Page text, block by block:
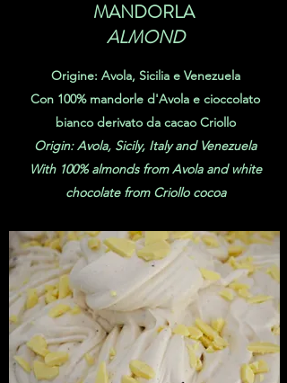
MANDORLA
ALMOND
Origine: Avola, Sicilia e Venezuela
Con 100% mandorle d'Avola e cioccolato
bianco derivato da cacao Criollo
Origin: Avola, Sicily, Italy and Venezuela
With 100% almonds from Avola and white
chocolate from Criollo cocoa